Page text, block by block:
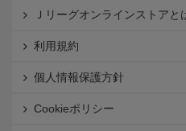
Ｊリーグオンラインストアと
利用規約
個人情報保護方針
Cookieポリシー